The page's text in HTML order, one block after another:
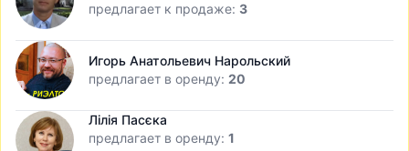
предлагает к продаже: 3
Игорь Анатольевич Нарольский
предлагает в оренду: 20
Лілія Пасєка
предлагает в оренду: 1